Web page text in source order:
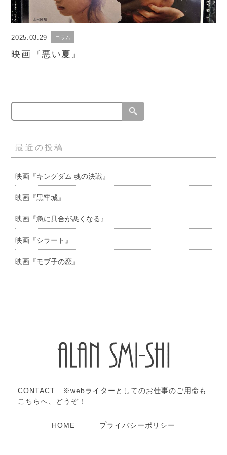
2025.03.29 コラム
映画『悪い夏』
最近の投稿
映画『キングダム 魂の決戦』
映画『黒牢城』
映画『急に具合が悪くなる』
映画『シラート』
映画『モブ子の恋』
CONTACT ※webライターとしてのお仕事のご用命も
こちらへ、どうぞ！
HOME プライバシーポリシー